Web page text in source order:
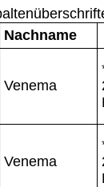
Nachname
Venema
Venema